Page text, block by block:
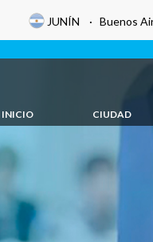
JUNÍN · Buenos
INICIO CIUDAD